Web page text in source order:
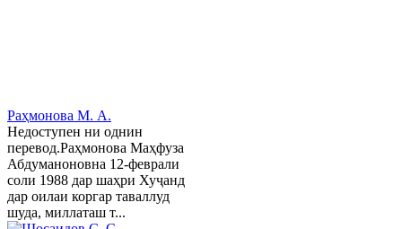
Раҳмонова М. А.
Недоступен ни однин
перевод.Раҳмонова Маҳфуза
Абдуманоновна 12-феврали
соли 1988 дар шаҳри Хуҷанд
дар оилаи коргар таваллуд
шуда, миллаташ т...